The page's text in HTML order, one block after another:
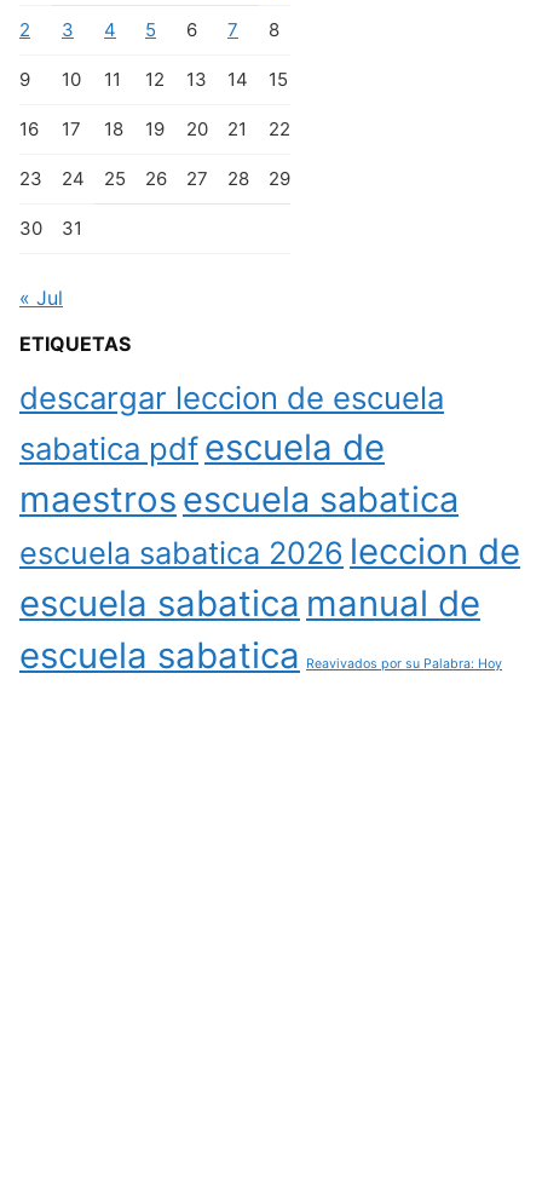
2 3 4 5 6 7 8
9 10 11 12 13 14 15
16 17 18 19 20 21 22
23 24 25 26 27 28 29
30 31
« Jul
ETIQUETAS
descargar leccion de escuela
sabatica pdfescuela de
maestros escuela sabatica
escuela sabatica 2026 leccion de
escuela sabatica manual de
escuela sabatica
Reavivados por su Palabra: Hoy